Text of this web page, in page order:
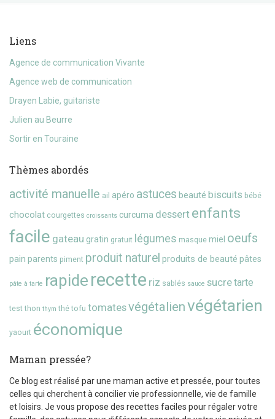
Liens
Agence de communication Vivante
Agence web de communication
Drayen Labie, guitariste
Julien au Beurre
Sortir en Touraine
Thèmes abordés
activité manuelle ail apéro astuces beauté biscuits bébé
chocolat courgettes croissants curcuma dessert enfants
facile gateau gratin gratuit légumes masque miel oeufs
pain parents piment produit naturel produits de beauté pâtes
pâte à tarte rapide recette riz sablés sauce sucretarte
test thon thym thé tofu tomatesvégétalienvégétarien
yaourt économique
Maman pressée?
Ce blog est réalisé par une maman active et pressée, pour toutes
celles qui cherchent à concilier vie professionnelle, vie de famille
et loisirs. Je vous propose des recettes faciles pour régaler votre